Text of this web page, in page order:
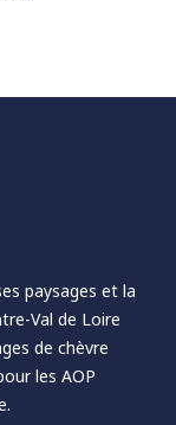
paysages et la
Val de Loire
de chèvre
les AOP